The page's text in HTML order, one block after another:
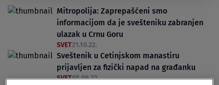
Mitropolija: Zaprepašćeni smo
informacijom da je svešteniku zabranjen
ulazak u Crnu Goru
SVET21.10.22.
Sveštenik u Cetinjskom manastiru
prijavljen za fizički napad na građanku
SVET05.06.22.